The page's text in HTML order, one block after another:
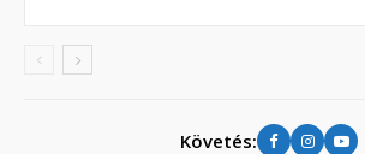
Követés: